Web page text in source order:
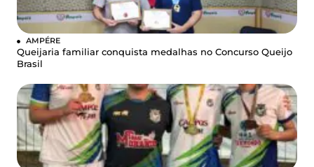
AMPÉRE
Queijaria familiar conquista medalhas no Concurso Queijo
Brasil